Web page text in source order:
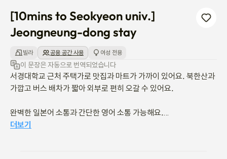
[10mins to Seokyeon univ.]
Jeongneung-dong stay
빌라 공용 공간 사용 여성 전용
이 문장은 자동으로 번역되었습니다
서경대학교 근처 주택가로 맛집과 마트가 가까이 있어요. 북한산과
가깝고 버스 배차가 짧아 외부로 편히 오갈 수 있어요.
완벽한 일본어 소통과 간단한 영어 소통 가능해요.
더보기